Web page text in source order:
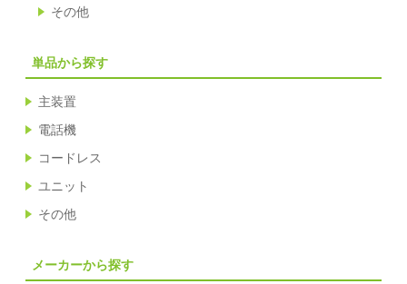
その他
単品から探す
主装置
電話機
コードレス
ユニット
その他
メーカーから探す